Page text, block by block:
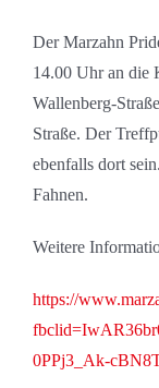
Der Marzahn
14.00 Uhr an die
Wallenberg-
Straße. Der
ebenfalls dort
Fahnen.
Weitere
https://
0PPj3_Ak-